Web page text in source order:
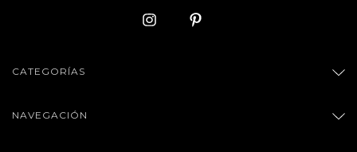
CATEGORÍAS
NAVEGACIÓN